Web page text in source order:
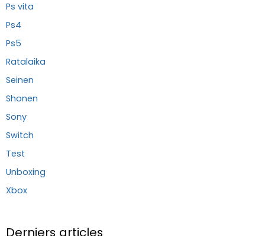
Ps vita
Ps4
Ps5
Ratalaika
Seinen
Shonen
Sony
Switch
Test
Unboxing
Xbox